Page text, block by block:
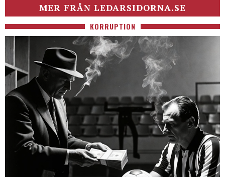
MER FRÅN LEDARSIDORNA.SE
KORRUPTION